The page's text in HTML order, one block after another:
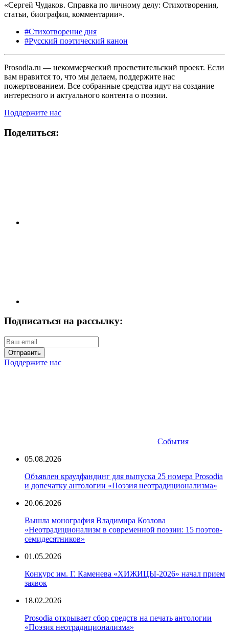
«Сергей Чудаков. Справка по личному делу: Стихотворения,
статьи, биография, комментарии».
#Стихотворение дня
#Русский поэтический канон
Prosodia.ru — некоммерческий просветительский проект. Если
вам нравится то, что мы делаем, поддержите нас
пожертвованием. Все собранные средства идут на создание
интересного и актуального контента о поэзии.
Поддержите нас
Поделиться:
Подписаться на рассылку:
Отправить
Поддержите нас
События
05.08.2026
Объявлен краудфандинг для выпуска 25 номера Prosodia
и допечатку антологии «Поэзия неотрадиционализма»
20.06.2026
Вышла монография Владимира Козлова
«Неотрадиционализм в современной поэзии: 15 поэтов-
семидесятников»
01.05.2026
Конкурс им. Г. Каменева «ХИЖИЦЫ-2026» начал прием
заявок
18.02.2026
Prosodia открывает сбор средств на печать антологии
«Поэзия неотрадиционализма»